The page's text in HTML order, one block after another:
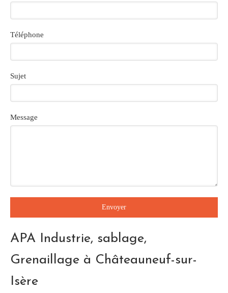
Téléphone
Sujet
Message
Envoyer
APA Industrie, sablage,
Grenaillage à Châteauneuf-sur-
Isère